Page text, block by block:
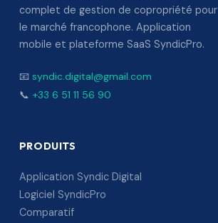
complet de gestion de copropriété pour
le marché francophone. Application
mobile et plateforme SaaS SyndicPro.
📧 syndic.digital@gmail.com
📞 +33 6 51 11 56 90
PRODUITS
Application Syndic Digital
Logiciel SyndicPro
Comparatif